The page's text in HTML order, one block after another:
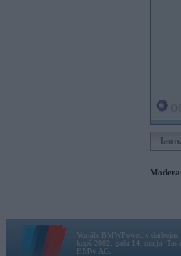
Vortāls BMWPower.lv darbojas
kopš 2002. gada 14. maija.
BMW AG.